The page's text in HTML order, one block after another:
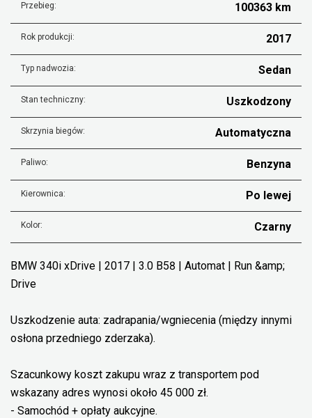
Przebieg: 100363 km
Rok produkcji: 2017
Typ nadwozia: Sedan
Stan techniczny: Uszkodzony
Skrzynia biegów: Automatyczna
Paliwo: Benzyna
Kierownica: Po lewej
Kolor: Czarny
BMW 340i xDrive | 2017 | 3.0 B58 | Automat | Run &amp;
Drive
Uszkodzenie auta: zadrapania/wgniecenia (między innymi
osłona przedniego zderzaka).
Szacunkowy koszt zakupu wraz z transportem pod
wskazany adres wynosi około 45 000 zł.
- Samochód + opłaty aukcyjne.